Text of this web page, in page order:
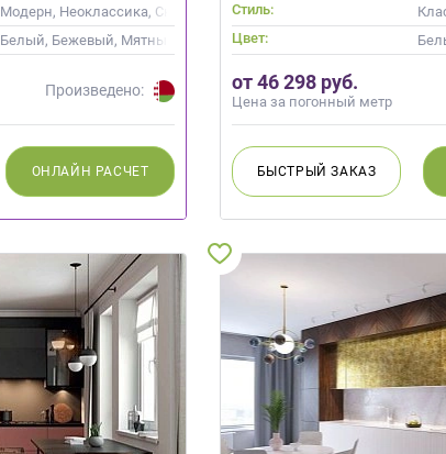
Модерн, Неоклассика, Скандинавский
Белый, Бежевый, Мятный, Оливковый, Салатовый, Бирюзовый
Произведено:
ОНЛАЙН РАСЧЕТ
Стиль:
Цвет:
от 46 298 руб.
Цена за погонный метр
БЫСТРЫЙЗАКАЗ